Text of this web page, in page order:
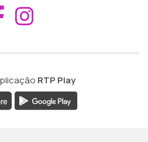
Aceder ao
RTP Play